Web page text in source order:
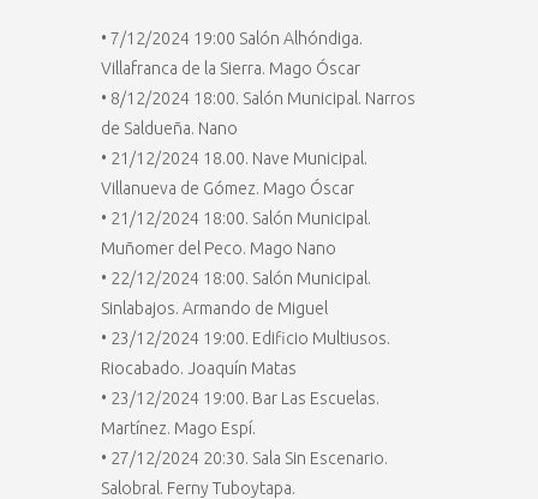
• 7/12/2024 19:00 Salón Alhóndiga.
Villafranca de la Sierra. Mago Óscar
• 8/12/2024 18:00. Salón Municipal. Narros
de Saldueña. Nano
• 21/12/2024 18.00. Nave Municipal.
Villanueva de Gómez. Mago Óscar
• 21/12/2024 18:00. Salón Municipal.
Muñomer del Peco. Mago Nano
• 22/12/2024 18:00. Salón Municipal.
Sinlabajos. Armando de Miguel
• 23/12/2024 19:00. Edificio Multiusos.
Riocabado. Joaquín Matas
• 23/12/2024 19:00. Bar Las Escuelas.
Martínez. Mago Espí.
• 27/12/2024 20:30. Sala Sin Escenario.
Salobral. Ferny Tuboytapa.